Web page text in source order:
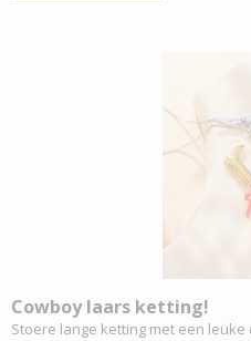
Cowboy laars ketting!
Stoere lange ketting met een